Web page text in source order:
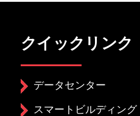
クイックリンク
データセンター
スマートビルディング